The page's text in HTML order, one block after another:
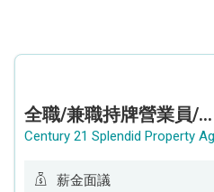
全職/兼職持牌營業員/持牌地產代理
薪金面議